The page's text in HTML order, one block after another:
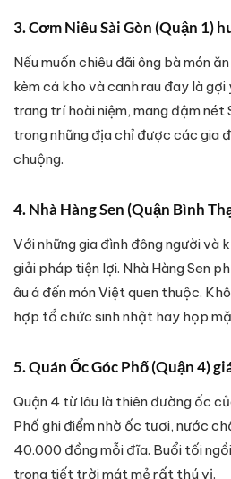
3. Cơm Niêu Sài Gòn (Quận 1)
Nếu muốn chiêu đãi ông bà món
kèm cá kho và canh rau đay là
trang trí hoài niệm, mang đậm nét
trong những địa chỉ được các gia
chuộng.
4. Nhà Hàng Sen (Quận Bình
Với những gia đình đông người và
giải pháp tiện lợi. Nhà Hàng Sen
âu á đến món Việt quen thuộc.
hợp tổ chức sinh nhật hay họp
5. Quán Ốc Góc Phố (Quận 4)
Quận 4 từ lâu là thiên đường ốc
Phố ghi điểm nhờ ốc tươi, nước
40.000 đồng mỗi đĩa. Buổi tối
trong tiết trời mát mẻ rất thú vị.